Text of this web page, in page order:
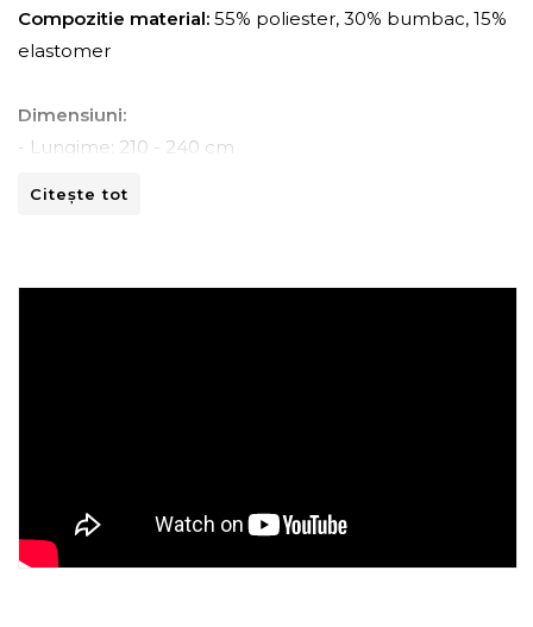
Compozitie material: 55% poliester, 30% bumbac, 15%
elastomer
Dimensiuni:
- Lungime: 210 - 240 cm
- Inaltime: 80 -110 cm
solare.
- Evitati contactul direct cu benzi de fixare automata
Citește tot